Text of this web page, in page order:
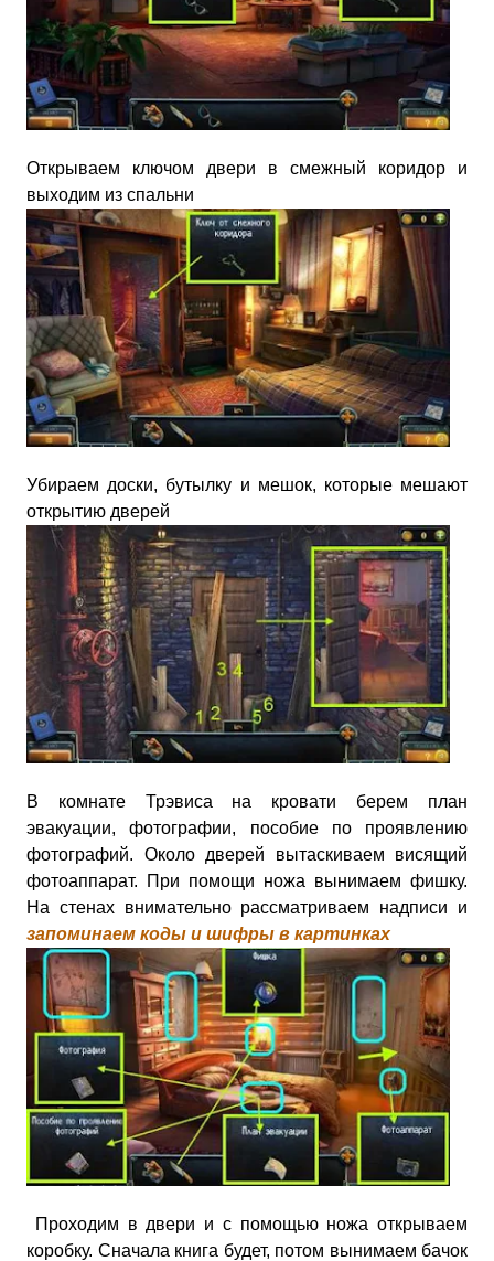
Открываем ключом двери в смежный коридор и
выходим из спальни
Убираем доски, бутылку и мешок, которые мешают
открытию дверей
В комнате Трэвиса на кровати берем план
эвакуации, фотографии, пособие по проявлению
фотографий. Около дверей вытаскиваем висящий
фотоаппарат. При помощи ножа вынимаем фишку.
На стенах внимательно рассматриваем надписи и
запоминаем коды и шифры в картинках
Проходим в двери и с помощью ножа открываем
коробку. Сначала книга будет, потом вынимаем бачок